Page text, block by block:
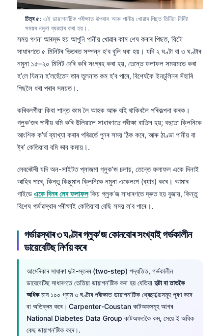
চিত্ৰ ৫: এই ডায়াগন’ষ্টিক পৰীক্ষাত উপবাস আৰু পানীয় খোৱাৰ পিছত তিনিটা নিৰ্দিষ্ট
সময়ৰ নমুনা ব্যৱহাৰ কৰা হয়।.
সময় গণনা আৰম্ভ হয় আপুনি পানীয় খোৱাৰ কাম শেষ কৰাৰ পিছত, যিটো
সাধাৰণতে ৫ মিনিটৰ ভিতৰত সম্পন্ন হ’ব বুলি ধৰা হয়। যদি ২ ঘণ্টা বা ৩ ঘণ্টাৰ
নমুনা ১৫–২০ মিনিট দেৰি কৰি সংগ্ৰহ কৰা হয়, তেন্তে ফলাফল সময়মতে কৰা
হ’লে যিমান হ’লহেঁতেন তাৰ তুলনাত কম হ’ব পাৰে, বিশেষকৈ ইনচুলিনৰ সঁহাৰি
পিছলৈ ধৰা পৰাৰ সময়ত।.
কৰিবলগীয়া কিবা শান্ত কাম লৈ আহক আৰু বহি থাকিবলৈ পৰিকল্পনা কৰক।
গ্লুক’জৰ পানীয় বমি কৰি উলিয়ালে সাধাৰণতে পৰীক্ষা বাতিল হয়; বহুতো ক্লিনিকে
আংশিক ক’ৰ্ভ ব্যাখ্যা কৰাৰ পৰিৱৰ্তে পুনৰ সময় ঠিক কৰে, আৰু ঠাণ্ডা পানীয় বা
ষ্ট্ৰ’ কেতিয়াবা বমি ভাব কমায়।.
লেবৰেটৰী যদি অন-সাইটত প্লাজমা গ্লুক’জ চলায়, তেন্তে ফলাফল একে দিনাই
আহিব পাৰে, কিন্তু কিছুমান ক্লিনিকে নমুনা একেলগে (ব্যাচ) কৰে। আমাৰ
গাইডে একে দিনৰ লেব ফলাফলকিয় গ্লুক’জ সাধাৰণতে দ্ৰুত হয় বুজায়, কিন্তু
বিশেষ গৰ্ভাৱস্থাৰ পৰীক্ষাই কেতিয়াবা বেছি সময় ল’ব পাৰে।.
গৰ্ভাৱস্থাৰ ৩ ঘণ্টাৰ গ্লুক’জ কোনবোৰ সংখ্যাই গৰ্ভকালীন
ডায়েবেটিছ নিৰ্ণয় কৰে
আমেৰিকাৰ সাধাৰণ দুটা-স্তৰৰ (two-step) পদ্ধতিত, গৰ্ভকালীন
ডায়েবেটিছ সাধাৰণতে তেতিয়া ডায়াগন’ষ্টিক কৰা হয় যেতিয়া দুটা বা তাতকৈ
অধিকমান ১০০ গ্ৰাম ৩ ঘণ্টাৰ পৰীক্ষাত ডায়াগন’ষ্টিক থ্ৰেছহ’ল্ডসমূহ পূৰণ কৰে
বা অতিক্ৰম কৰে। Carpenter-Coustan কাটঅফসমূহ আগৰ
National Diabetes Data Group কাটঅফতকৈ কম, সেয়ে ই অধিক
কেছ ডায়াগন’ষ্টিক কৰে।.